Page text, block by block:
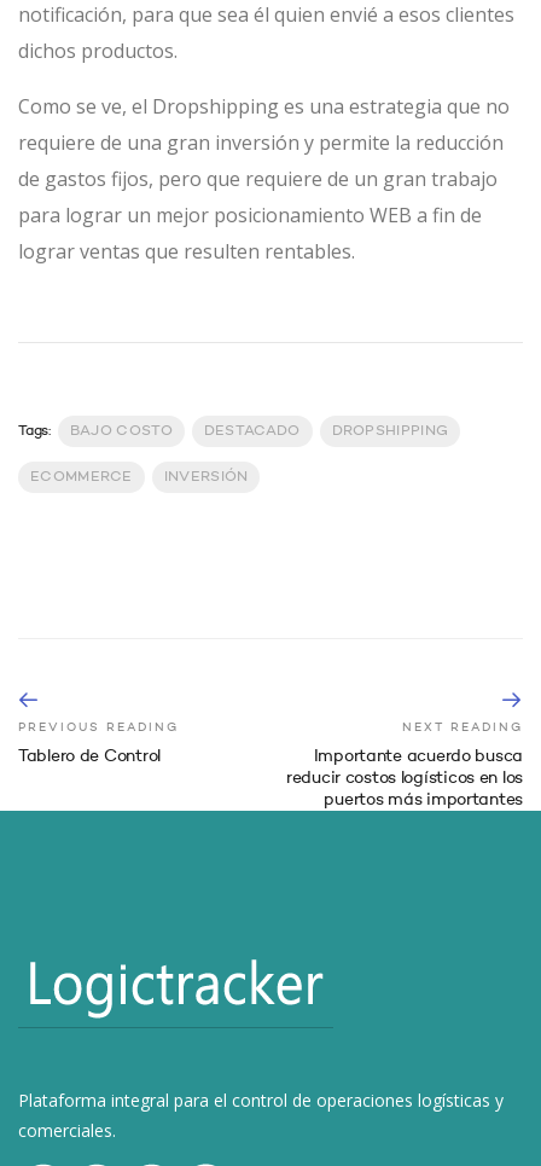
notificación, para que sea él quien envié a esos clientes
dichos productos.
Como se ve, el Dropshipping es una estrategia que no
requiere de una gran inversión y permite la reducción
de gastos fijos, pero que requiere de un gran trabajo
para lograr un mejor posicionamiento WEB a fin de
lograr ventas que resulten rentables.
Tags: BAJO COSTO DESTACADO DROPSHIPPING
ECOMMERCE INVERSIÓN
PREVIOUS READING
Tablero de Control
NEXT READING
Importante acuerdo busca
reducir costos logísticos en los
puertos más importantes
Plataforma integral para el control de operaciones logísticas y
comerciales.